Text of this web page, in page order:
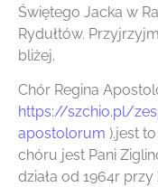
Świętego Jacka w
Rydułtów.
bliżej.
Chór Regina
https://szchio.pl/
apostolorum ).jest
chóru jest Pani
działa od 1964r